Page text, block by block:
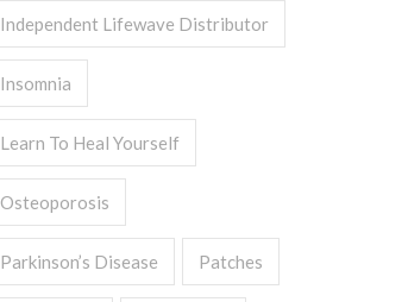
Independent Lifewave Distributor
Insomnia
Learn To Heal Yourself
Osteoporosis
Parkinson’s Disease Patches